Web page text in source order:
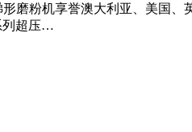
磨粉机享誉澳大利亚、美国
列超压…